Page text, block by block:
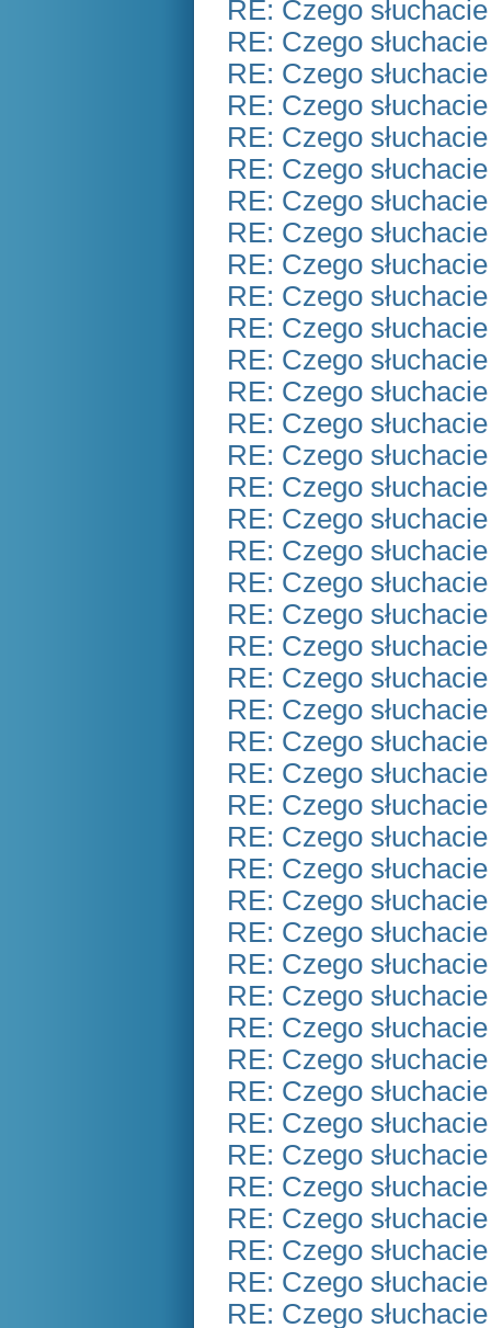
RE: Czego
RE: Czego
RE: Czego
RE: Czego
RE: Czego
RE: Czego
RE: Czego
RE: Czego
RE: Czego
RE: Czego
RE: Czego
RE: Czego
RE: Czego
RE: Czego
RE: Czego
RE: Czego
RE: Czego
RE: Czego
RE: Czego
RE: Czego
RE: Czego
RE: Czego
RE: Czego
RE: Czego
RE: Czego
RE: Czego
RE: Czego
RE: Czego
RE: Czego
RE: Czego
RE: Czego
RE: Czego
RE: Czego
RE: Czego
RE: Czego
RE: Czego
RE: Czego
RE: Czego
RE: Czego
RE: Czego
RE: Czego
RE: Czego